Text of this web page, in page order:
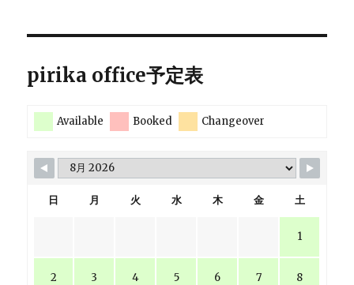
pirika office予定表
Available Booked Changeover
日 月 火 水 木 金 土
1
2 3 4 5 6 7 8